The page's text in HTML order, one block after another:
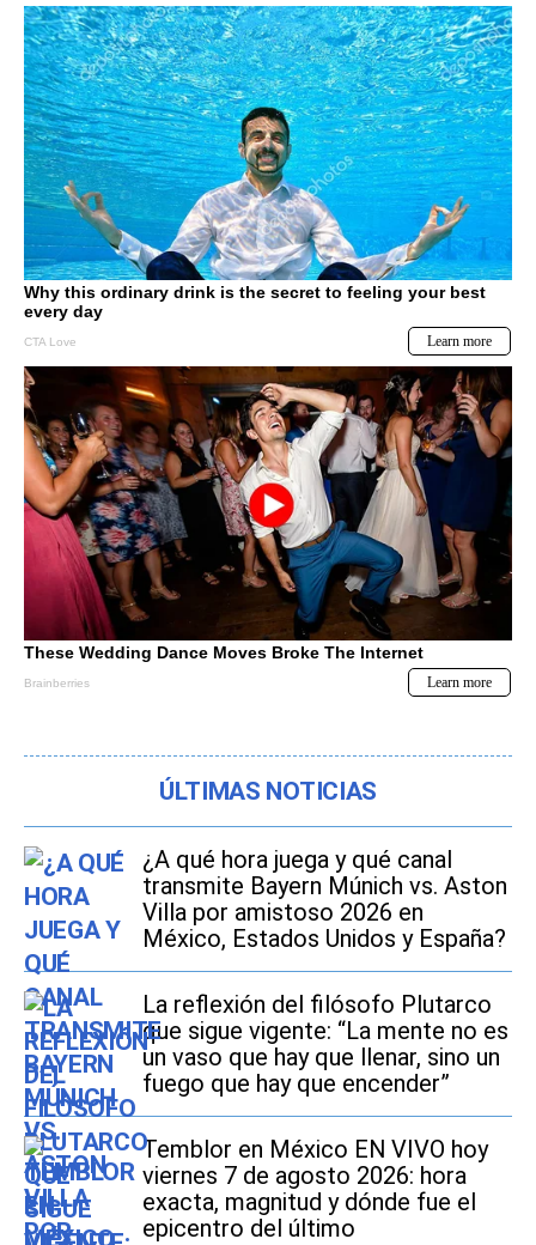
ÚLTIMAS NOTICIAS
¿A qué hora juega y qué canal
transmite Bayern Múnich vs. Aston
Villa por amistoso 2026 en
México, Estados Unidos y España?
La reflexión del filósofo Plutarco
que sigue vigente: “La mente no es
un vaso que hay que llenar, sino un
fuego que hay que encender”
Temblor en México EN VIVO hoy
viernes 7 de agosto 2026: hora
exacta, magnitud y dónde fue el
epicentro del último